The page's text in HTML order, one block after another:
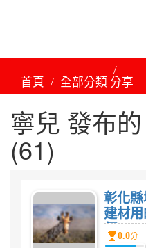
首頁 全部分類 分享
寧兒 發布
(61)
彰化縣
建材
何?0.0分